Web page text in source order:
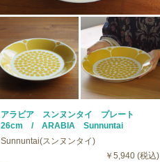
アラビア スンヌンタイ プレート
26cm / ARABIA Sunnuntai
Sunnuntai(スンヌンタイ)
￥5,940 (税込)